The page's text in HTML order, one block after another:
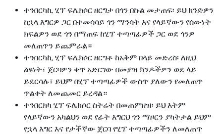
ተንበርካኪ ሂፕ ፍሌክሶር ዘርግታ በጎን በኩል መታጠፍ፡ ይህ ክንድዎን
ከኋላ እግርዎ ጋር በተመሳሳይ ጎን ማንሳት እና የላይኛውን የሰውነት
ክፍልዎን ወደ ጎን በማጠፍ ከሂፕ ተጣጣፊዎች ጋር ወደ ጎንዎ
መለጠጥን ይጨምራል።
ተንበርካኪ ሂፕ ፍሌክሶር ዘርግቶ ከአቅም በላይ መድረስ፡ ለዚህ
ልዩነት፣ ጀርባዎን ቀጥ አድርገው በመያዝ ክንዶችዎን ወደ ላይ
ይደርሳሉ፣ ይህም በሂፕ ተጣጣፊዎች ውስጥ ያለውን የመለጠጥ
ጥልቀት ለመጨመር ይረዳል።
ተንበርክካ ሂፕ ፍሌክሶር ስትሬት በመጠምዘዝ፡ ይህ እትም
የላይኛውን አካልህን ወደ የፊት እግርህ ጎን ማዞርን ያካትታል ይህም
የኋላ እግር እና የታችኛው ጀርባ የሂፕ ተጣጣፊዎችን ለመለጠጥ